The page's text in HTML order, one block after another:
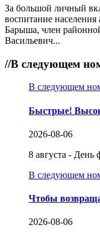
За большой личный
воспитание населения
Барыша, член
Васильевич...
//В следующем
В следующем
Быстрые!
2026-08-06
8 августа - День
В следующем
Чтобы
2026-08-06